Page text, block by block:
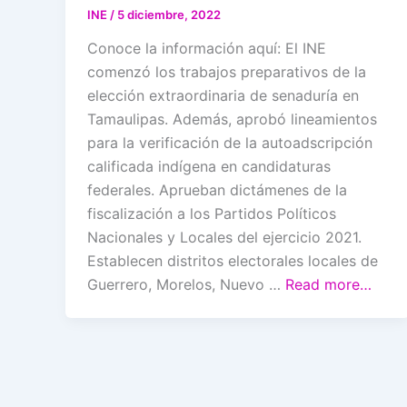
INE / 5 diciembre, 2022
Conoce la información aquí: El INE
comenzó los trabajos preparativos de la
elección extraordinaria de senaduría en
Tamaulipas. Además, aprobó lineamientos
para la verificación de la autoadscripción
calificada indígena en candidaturas
federales. Aprueban dictámenes de la
fiscalización a los Partidos Políticos
Nacionales y Locales del ejercicio 2021.
Establecen distritos electorales locales de
Guerrero, Morelos, Nuevo … Read more…